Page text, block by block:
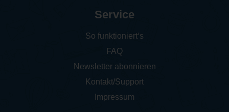
Service
So funktioniert‘s
FAQ
Newsletter abonnieren
Kontakt/Support
Impressum